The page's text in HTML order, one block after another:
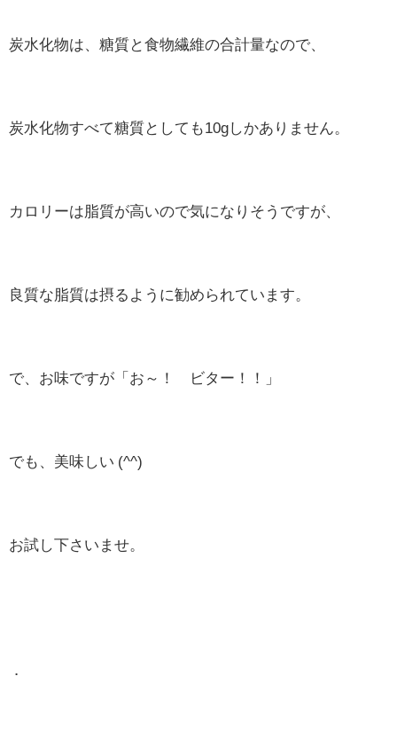
炭水化物は、糖質と食物繊維の合計量なので、
炭水化物すべて糖質としても10gしかありません。
カロリーは脂質が高いので気になりそうですが、
良質な脂質は摂るように勧められています。
で、お味ですが「お～！ ビター！！」
でも、美味しい (^^)
お試し下さいませ。